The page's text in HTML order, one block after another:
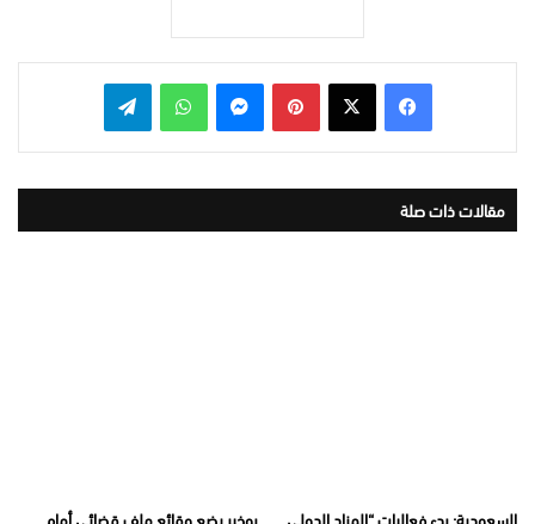
بينتيريست واتساب
مقالات ذات صلة
السعودية: بدء فعاليات “المزاد الدولي بوخير يضع وقائع ملف قضائي أمام